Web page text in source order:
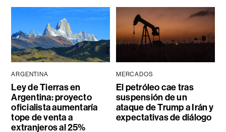
ARGENTINA
Ley de Tierras en
Argentina: proyecto
oficialista aumentaría
tope de venta a
extranjeros al 25%
MERCADOS
El petróleo cae tras
suspensión de un
ataque de Trump a Irán y
expectativas de diálogo